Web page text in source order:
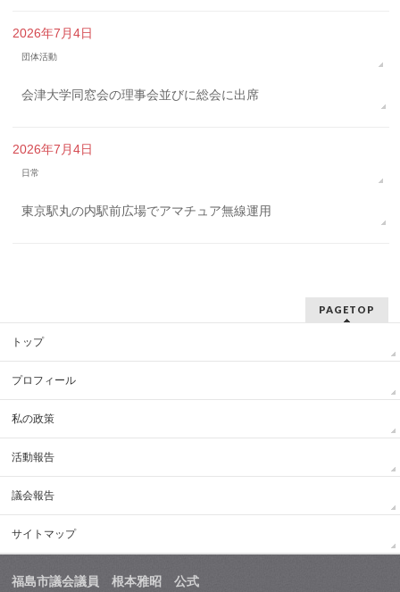
2026年7月4日
団体活動
会津大学同窓会の理事会並びに総会に出席
2026年7月4日
日常
東京駅丸の内駅前広場でアマチュア無線運用
PAGETOP
トップ
プロフィール
私の政策
活動報告
議会報告
サイトマップ
福島市議会議員 根本雅昭 公式